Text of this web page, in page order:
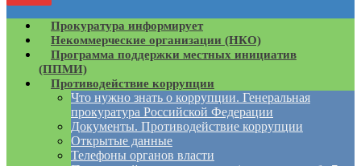
Прокуратура информирует
Некоммерческие организации (НКО)
Программа поддержки местных инициатив
(ППМИ)
Противодействие коррупции
Что нужно знать о коррупции. Генеральная
прокуратура Российской Федерации
Документы. Противодействие коррупции
Открытые данные
Телефоны органов власти